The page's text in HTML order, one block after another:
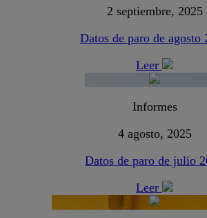
2 septiembre, 2025
Datos de paro de agosto
Leer
Informes
4 agosto, 2025
Datos de paro de julio
Leer